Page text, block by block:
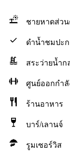
ชายหาดส่ว
ดำน้ำชมปะก
สระว่ายน้ำก
ศูนย์ออกกำลั
ร้านอาหาร
บาร์/เลานจ์
รูมเซอร์วิส